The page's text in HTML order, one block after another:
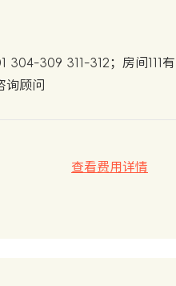
304-309 311-312；房间
询顾问
查看费用详情